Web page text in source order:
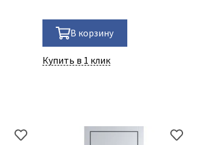
В корзину
Купить в 1 клик